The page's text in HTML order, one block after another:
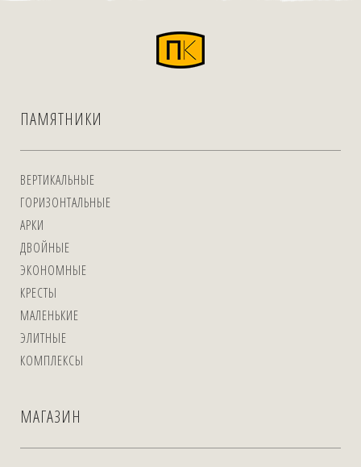
ПАМЯТНИКИ
ВЕРТИКАЛЬНЫЕ
ГОРИЗОНТАЛЬНЫЕ
АРКИ
ДВОЙНЫЕ
ЭКОНОМНЫЕ
КРЕСТЫ
МАЛЕНЬКИЕ
ЭЛИТНЫЕ
КОМПЛЕКСЫ
МАГАЗИН